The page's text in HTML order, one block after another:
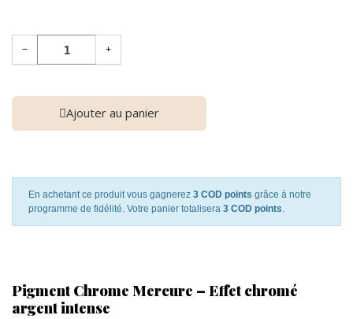
− +
Ajouter au panier
En achetant ce produit vous gagnerez 3 COD points grâce à notre
programme de fidélité. Votre panier totalisera 3 COD points.
Pigment Chrome Mercure – Effet chromé
argent intense